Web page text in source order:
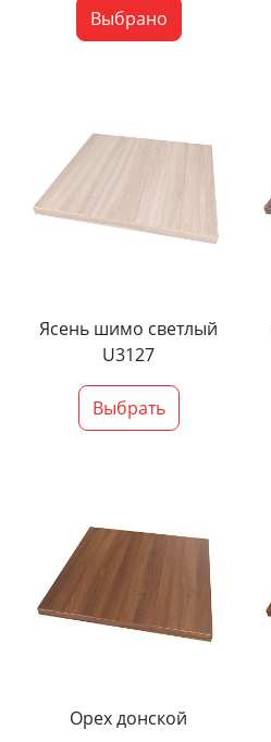
Выбрано
Ясень шимо светлый
U3127
Выбрать
Орех донской